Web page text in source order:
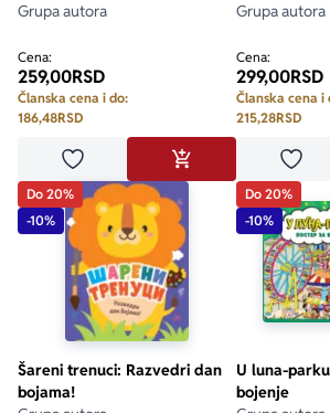
Grupa autora
Cena:
259,00RSD
Članska cena i do:
186,48RSD
Dodaj u omiljeneDODAJ U KORPU
Grupa autora
Cena:
299,00RSD
Članska cena i
215,28RSD
Do 20%
-10%
Šareni trenuci: Razvedri dan
bojama!
Do 20%
-10%
U luna-
bojenje